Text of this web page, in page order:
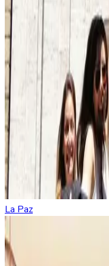
La Paz